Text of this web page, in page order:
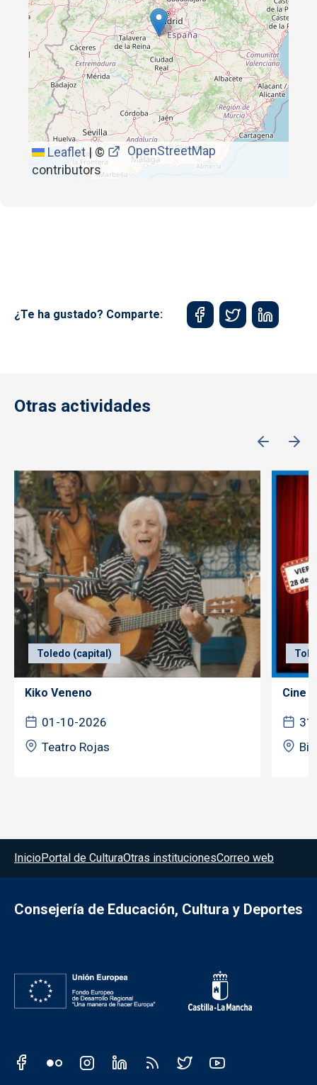
Leaflet|©
OpenStreetMap
contributors
¿Te ha gustado? Comparte:
Otras actividades
Toledo (capital)
Kiko Veneno
01-10-2026
Teatro Rojas
Cine
Menú del pie
InicioPortal de CulturaOtras institucionesCorreo web
Consejería de Educación, Cultura y Deportes
Redes sociales JCCM